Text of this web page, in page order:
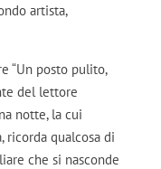
artista,
“Un posto pulito,
del lettore
notte, la cui
ricorda qualcosa di
che si nasconde